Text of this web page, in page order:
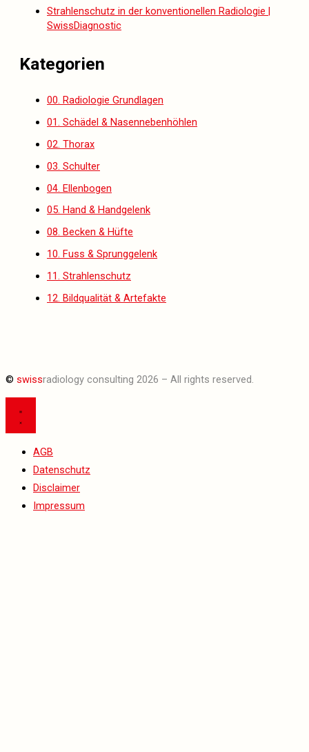
Strahlenschutz in der konventionellen Radiologie |
SwissDiagnostic
Kategorien
00. Radiologie Grundlagen
01. Schädel & Nasennebenhöhlen
02. Thorax
03. Schulter
04. Ellenbogen
05. Hand & Handgelenk
08. Becken & Hüfte
10. Fuss & Sprunggelenk
11. Strahlenschutz
12. Bildqualität & Artefakte
© swissradiology consulting 2026 – All rights reserved.
AGB
Datenschutz
Disclaimer
Impressum